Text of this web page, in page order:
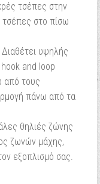
τσέπες στην
τσέπες στο πίσω
υψηλής
hook and loop
από τους
πάνω από τα
θηλιές ζώνης
ζωνών μάχης,
εξοπλισμό σας.